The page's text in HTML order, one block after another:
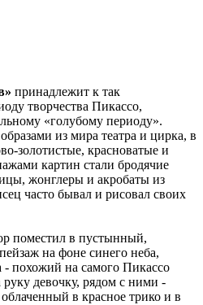
принадлежит к так
творчества Пикассо,
«голубому периоду».
из мира театра и цирка, в
золотистые, красноватые и
картин стали бродячие
жонглеры и акробаты из
часто бывал и рисовал своих
поместил в пустынный,
на фоне синего неба,
похожий на самого Пикассо
девочку, рядом с ними -
в красное трико и в